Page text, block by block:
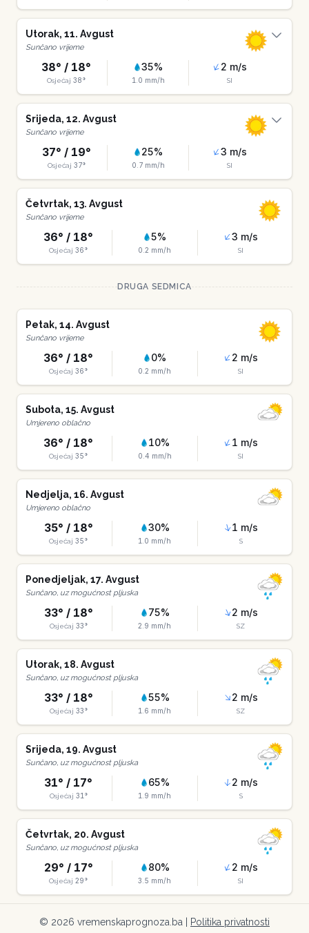
Utorak, 11. Avgust
Sunčano vrijeme
38° / 18°
Osjećaj 38°
35%
1.0 mm/h
2 m/s
SI
Srijeda, 12. Avgust
Sunčano vrijeme
37° / 19°
Osjećaj 37°
25%
0.7mm/h
3 m/s
SI
Četvrtak, 13. Avgust
Sunčano vrijeme
36° / 18°
Osjećaj 36°
5%
0.2 mm/h
3 m/s
SI
DRUGA SEDMICA
Petak, 14. Avgust
Sunčano vrijeme
36° / 18°
Osjećaj 36°
0%
0.2 mm/h
2 m/s
SI
Subota, 15. Avgust
Umjereno oblačno
36° / 18°
Osjećaj 35°
10%
0.4 mm/h
1 m/s
SI
Nedjelja, 16. Avgust
Umjereno oblačno
35° / 18°
Osjećaj 35°
30%
1.0 mm/h
1 m/s
S
Ponedjeljak, 17. Avgust
Sunčano, uz mogućnost pljuska
33° / 18°
Osjećaj 33°
75%
2.9 mm/h
2 m/s
SZ
Utorak, 18. Avgust
Sunčano, uz mogućnost pljuska
33° / 18°
Osjećaj 33°
55%
1.6 mm/h
2 m/s
SZ
Srijeda, 19. Avgust
Sunčano, uz mogućnost pljuska
31° / 17°
Osjećaj 31 °
65%
1.9 mm/h
2 m/s
S
Četvrtak, 20. Avgust
Sunčano, uz mogućnost pljuska
29° / 17°
Osjećaj 29°
80%
3.5 mm/h
2 m/s
SI
© 2026 vremenskaprognoza.ba | Politika privatnosti